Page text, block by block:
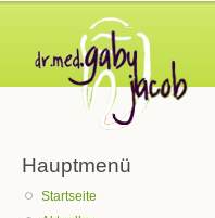
Hauptmenü
Startseite